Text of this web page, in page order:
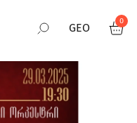
GEO
RUS
ENG
0